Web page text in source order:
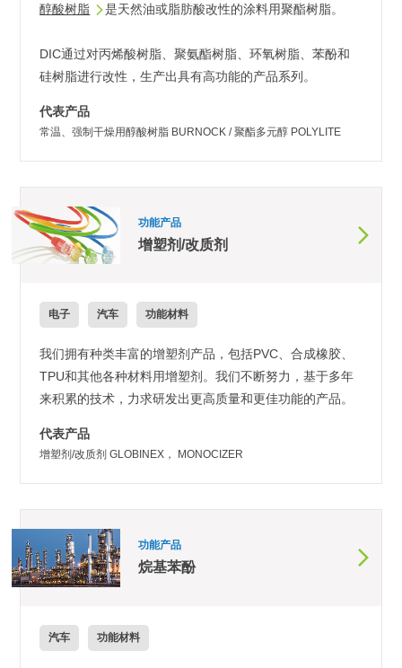
醇酸树脂
是天然油或脂肪酸改性的涂料用聚酯树脂。
DIC通过对丙烯酸树脂、聚氨酯树脂、环氧树脂、苯酚和
硅树脂进行改性，生产出具有高功能的产品系列。
代表产品
常温、强制干燥用醇酸树脂 BURNOCK / 聚酯多元醇 POLYLITE
功能产品
增塑剂/改质剂
电子 汽车 功能材料
我们拥有种类丰富的增塑剂产品，包括PVC、合成橡胶、
TPU和其他各种材料用增塑剂。我们不断努力，基于多年
来积累的技术，力求研发出更高质量和更佳功能的产品。
代表产品
增塑剂/改质剂 GLOBINEX， MONOCIZER
功能产品
烷基苯酚
汽车 功能材料